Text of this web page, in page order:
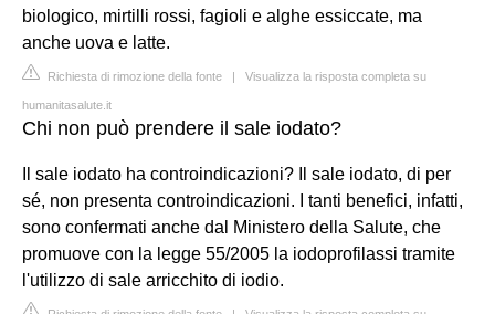
biologico, mirtilli rossi, fagioli e alghe essiccate, ma
anche uova e latte.
Richiesta di rimozione della fonte | Visualizza la risposta completa su
humanitasalute.it
Chi non può prendere il sale iodato?
Il sale iodato ha controindicazioni? Il sale iodato, di per
sé, non presenta controindicazioni. I tanti benefici, infatti,
sono confermati anche dal Ministero della Salute, che
promuove con la legge 55/2005 la iodoprofilassi tramite
l'utilizzo di sale arricchito di iodio.